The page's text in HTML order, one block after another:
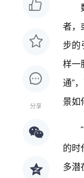
分享
者，
步的
样一
通”
景如
的时
多潜